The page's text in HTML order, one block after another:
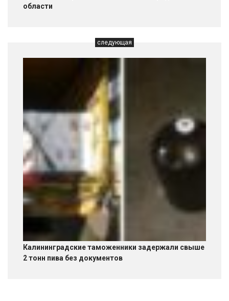
области
следующая
Калининградские таможенники задержали свыше
2 тонн пива без документов